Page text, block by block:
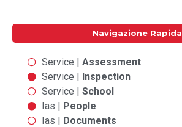
Navigazione Rapida
Service | Assessment
Service | Inspection
Service | School
Ias | People
Ias | Documents